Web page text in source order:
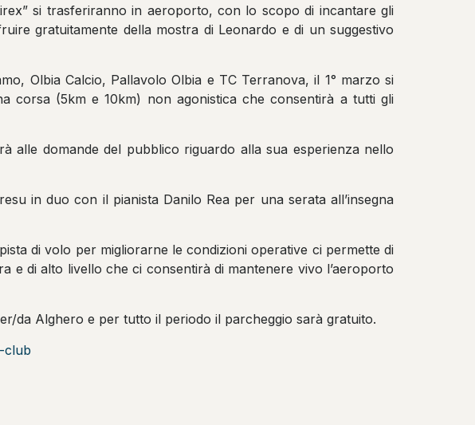
si trasferiranno in aeroporto, con lo scopo di incantare gli
gratuitamente della mostra di Leonardo e di un suggestivo
Olbia Calcio, Pallavolo Olbia e TC Terranova, il 1° marzo si
corsa (5km e 10km) non agonistica che consentirà a tutti gli
alle domande del pubblico riguardo alla sua esperienza nello
in duo con il pianista Danilo Rea per una serata all’insegna
di volo per migliorarne le condizioni operative ci permette di
di alto livello che ci consentirà di mantenere vivo l’aeroporto
da Alghero e per tutto il periodo il parcheggio sarà gratuito.
club